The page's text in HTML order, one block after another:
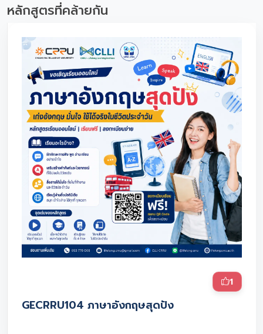
หลักสูตรที่คล้ายกัน
1
GECRRU104 ภาษาอังกฤษสุดปัง